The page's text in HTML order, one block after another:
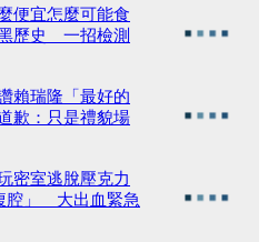
便宜怎麼可能食
歷史 一招檢測
賴瑞隆「最好的
歉：只是禮貌場
密室逃脫壓克力
腔」 大出血緊急